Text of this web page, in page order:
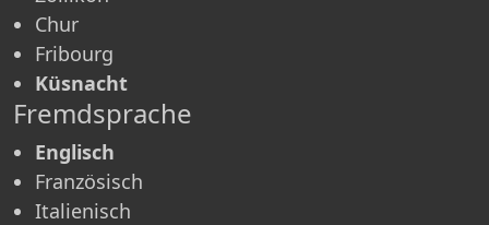
Chur
Fribourg
Küsnacht
Fremdsprache
Englisch
Französisch
Italienisch